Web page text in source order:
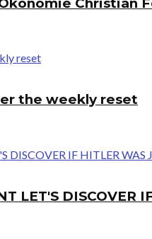
the weekly reset
LET'S DISCOVER